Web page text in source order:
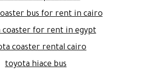
bus for rent in cairo
coaster for rent in egypt
coaster rental cairo
toyota hiace bus